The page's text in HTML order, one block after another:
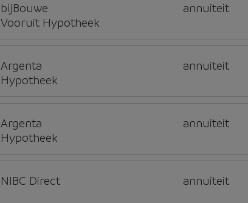
bijBouwe
Vooruit Hypotheek
annuiteit
Argenta
Hypotheek
annuiteit
Argenta
Hypotheek
annuiteit
NIBC Direct annuiteit